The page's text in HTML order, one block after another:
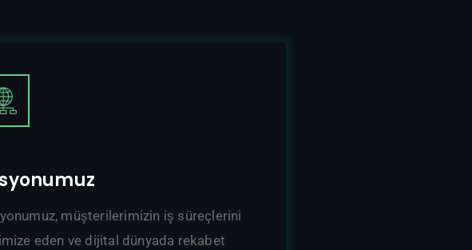
müşterilerimizin iş süreçlerini
eden ve dijital dünyada rekabet